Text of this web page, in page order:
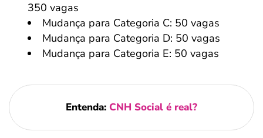
350 vagas
Mudança para Categoria C: 50 vagas
Mudança para Categoria D: 50 vagas
Mudança para Categoria E: 50 vagas
Entenda: CNH Social é real?